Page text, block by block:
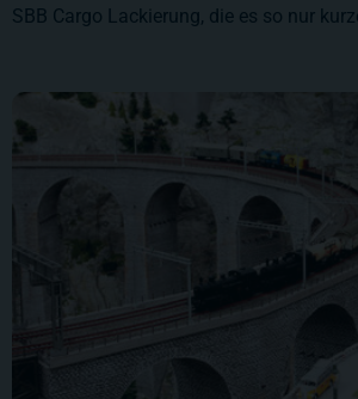
SBB Cargo Lackierung, die es so nur